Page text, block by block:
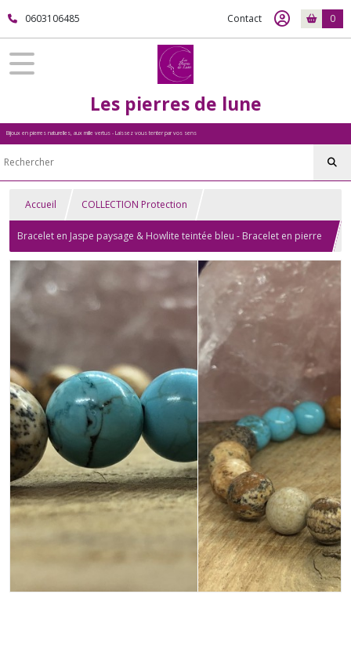
0603106485 Contact 0
Les pierres de lune
Bijoux en pierres naturelles, aux mille vertus - Laissez vous tenter par vos sens
Accueil COLLECTION Protection
Bracelet en Jaspe paysage & Howlite teintée bleu - Bracelet en pierre
naturelle - 6mm